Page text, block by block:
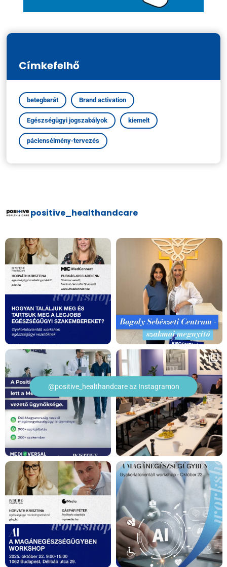
Címkefelhő
betegbarát Brand activation
Egészségügyi jogszabályok kiemelt
páciensélmény-tervezés
@positive_healthandcare az Instagramon
positive_healthandcare